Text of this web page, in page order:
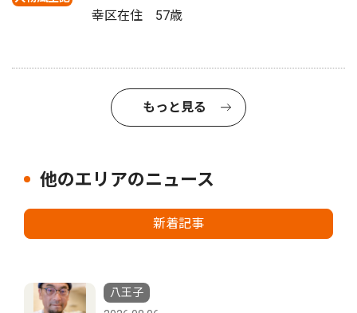
幸区在住 57歳
もっと見る
他のエリアのニュース
新着記事
八王子